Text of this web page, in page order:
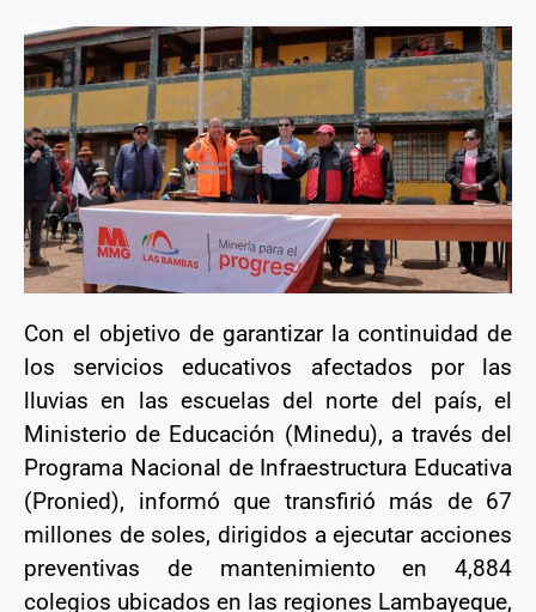
Con el objetivo de garantizar la continuidad de
los servicios educativos afectados por las
lluvias en las escuelas del norte del país, el
Ministerio de Educación (Minedu), a través del
Programa Nacional de Infraestructura Educativa
(Pronied), informó que transfirió más de 67
millones de soles, dirigidos a ejecutar acciones
preventivas de mantenimiento en 4,884
colegios ubicados en las regiones Lambayeque,